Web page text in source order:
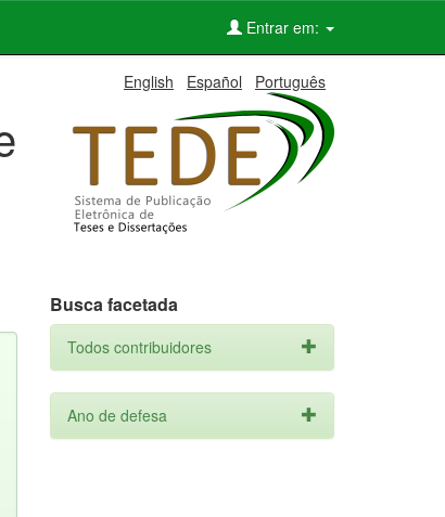
Entrar em:
English Español Português
Busca facetada
Todos contribuidores
Ano de defesa